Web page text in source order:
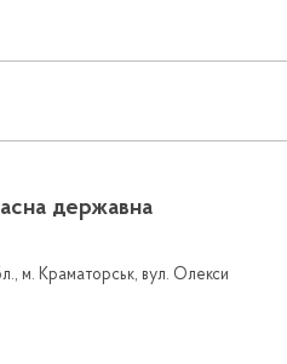
державна
м. Краматорськ, вул. Олекси